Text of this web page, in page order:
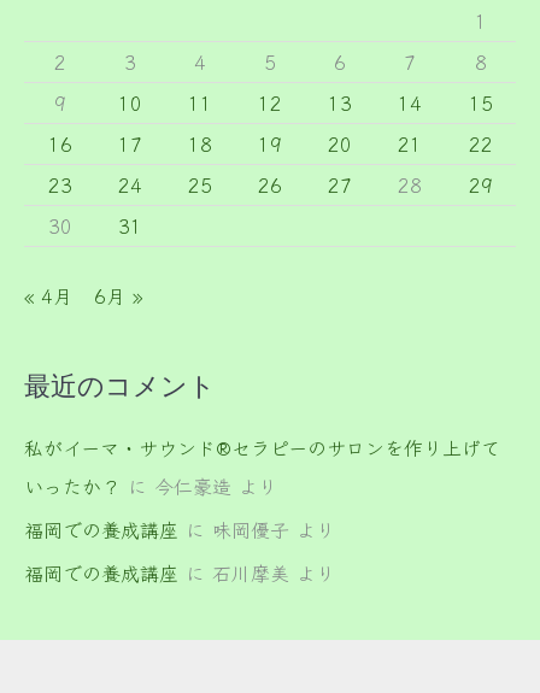
1
2
3 4 5 6 7
8
9
10 11 12 13 14
15
16
17 18 19 20 21
22
23
24 25 26 27 28
29
30
31
« 4月 6月 »
最近のコメント
私がイーマ・サウンド®セラピーのサロンを作り上げて
いったか？ に 今仁豪造 より
福岡での養成講座 に 味岡優子 より
福岡での養成講座 に 石川摩美 より